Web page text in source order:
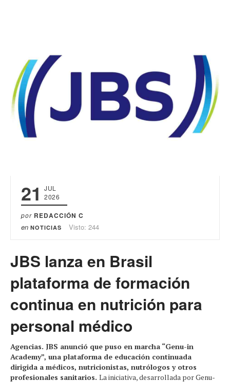
21
JUL
2026
por REDACCIÓN C
en NOTICIAS Visto: 244
JBS lanza en Brasil
plataforma de formación
continua en nutrición para
personal médico
Agencias. JBS anunció que puso en marcha “Genu-in
Academy”, una plataforma de educación continuada
dirigida a médicos, nutricionistas, nutrólogos y otros
profesionales sanitarios. La iniciativa, desarrollada por Genu-